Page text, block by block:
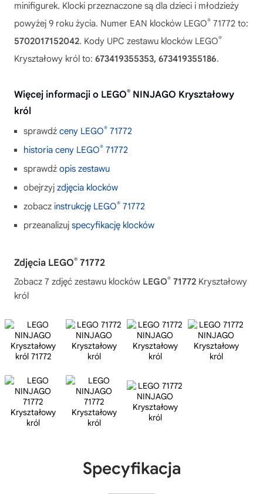
minifigurek. Klocki przeznaczone są dla dzieci i młodzieży
powyżej 9 roku życia. Numer EAN klocków LEGO® 71772 to:
5702017152042. Kody UPC zestawu klocków LEGO®
Kryształowy król to: 673419355353, 673419355186.
Więcej informacji o LEGO® NINJAGO Kryształowy
król
sprawdź ceny LEGO® 71772
historia ceny LEGO® 71772
sprawdź opis zestawu
obejrzyj zdjęcia klocków
zobacz instrukcję LEGO® 71772
przeanalizuj specyfikację klocków
Zdjęcia LEGO® 71772
Zobacz 7 zdjęć zestawu klocków LEGO® 71772 Kryształowy
król
Specyfikacja